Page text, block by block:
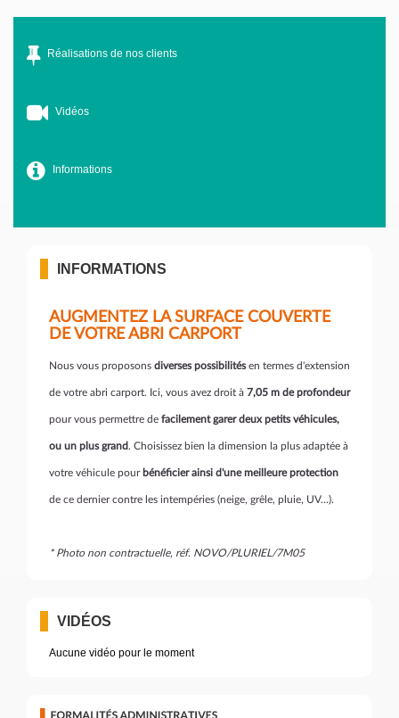
Réalisations de nos clients
Vidéos
Informations
INFORMATIONS
AUGMENTEZ LA SURFACE COUVERTE
DE VOTRE ABRI CARPORT
Nous vous proposons diverses possibilitésen termes d'extension
de votre abri carport. Ici, vous avez droit à 7,05 m de profondeur
pour vous permettre de facilement garer deux petits véhicules,
ou un plus grand . Choisissez bien la dimension la plus adaptée à
votre véhicule pour bénéficier ainsi d'une meilleure protection
de ce dernier contre les intempéries (neige, grêle, pluie, UV...).
* Photo non contractuelle, réf. NOVO/PLURIEL/7M05
VIDÉOS
Aucune vidéo pour le moment